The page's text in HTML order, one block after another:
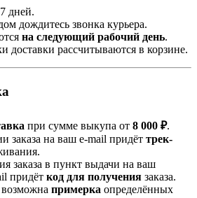
7 дней.
дождитесь звонка курьера.
на следующий рабочий день.
доставки рассчитываются в корзине.
при сумме выкупа от 8 000 ₽.
заказа на ваш e-mail придёт трек-
заказа в пункт выдачи на ваш
придёт код для получения заказа.
примерка определённых